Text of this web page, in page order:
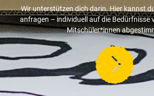
Wir unterstützen dich darin. Hier kannst
anfragen – individuell auf die Bedürfnisse
Mitschüler*innen